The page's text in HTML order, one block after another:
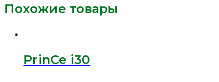
Похожие товары
PrinCe i30